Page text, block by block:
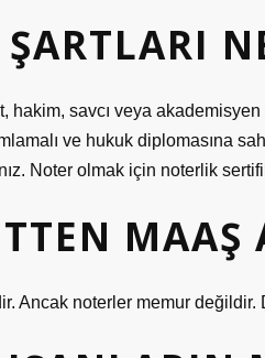
hakim, savcı veya
ve hukuk diplomasına
Noter olmak için noterlik
MAAŞ
Ancak noterler memur değildir.